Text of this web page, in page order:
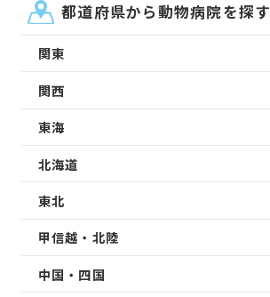
都道府県から動物病院を探す
関東
関西
東海
北海道
東北
甲信越・北陸
中国・四国